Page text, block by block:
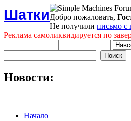
ШаткиДобро пожаловать,
Не получили письмо с
Реклама самоликвидируется по
Новости:
Начало